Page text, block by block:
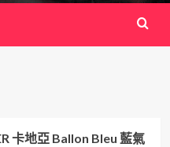
卡地亞 Ballon Bleu 藍氣